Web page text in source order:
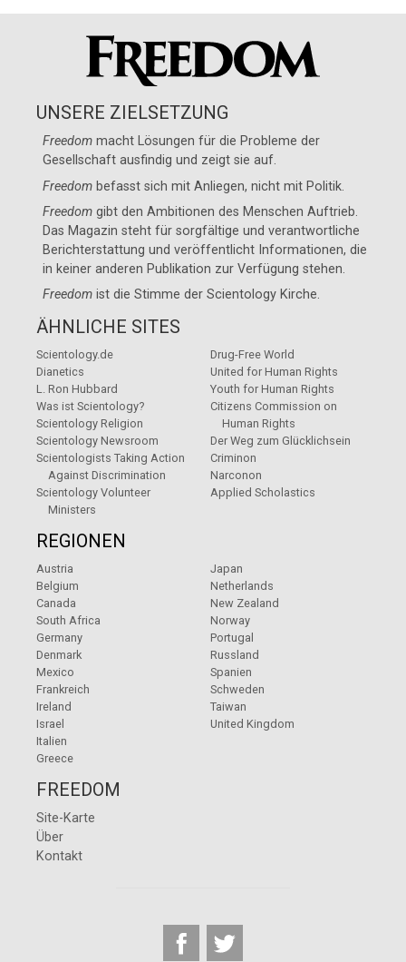
UNSERE ZIELSETZUNG
Freedom macht Lösungen für die Probleme der
Gesellschaft ausfindig und zeigt sie auf.
Freedom befasst sich mit Anliegen, nicht mit Politik.
Freedom gibt den Ambitionen des Menschen Auftrieb.
Das Magazin steht für sorgfältige und verantwortliche
Berichterstattung und veröffentlicht Informationen, die
in keiner anderen Publikation zur Verfügung stehen.
Freedom ist die Stimme derScientology Kirche.
ÄHNLICHE SITES
Scientology.de
Dianetics
L. Ron Hubbard
Was ist Scientology?
Scientology Religion
Scientology Newsroom
Scientologists Taking Action
Against Discrimination
Scientology Volunteer
Ministers
Drug-Free World
United for Human Rights
Youth for Human Rights
Citizens Commission on
Human Rights
Der Weg zum Glücklichsein
Criminon
Narconon
Applied Scholastics
REGIONEN
Austria
Belgium
Canada
South Africa
Germany
Denmark
Mexico
Frankreich
Ireland
Israel
Italien
Greece
Japan
Netherlands
New Zealand
Norway
Portugal
Russland
Spanien
Schweden
Taiwan
United Kingdom
FREEDOM
Site-Karte
Über
Kontakt